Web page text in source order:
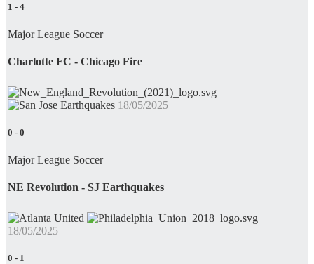
1 - 4
Major League Soccer
Charlotte FC - Chicago Fire
18/05/2025
0 - 0
Major League Soccer
NE Revolution - SJ Earthquakes
18/05/2025
0 - 1